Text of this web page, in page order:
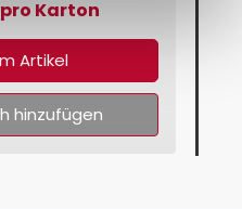
Karton
Artikel
hinzufügen